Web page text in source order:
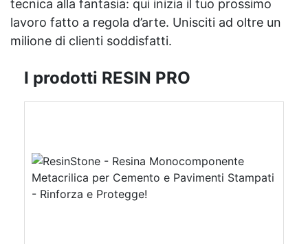
tecnica alla fantasia: qui inizia il tuo prossimo
lavoro fatto a regola d’arte. Unisciti ad oltre un
milione di clienti soddisfatti.
I prodotti RESIN PRO